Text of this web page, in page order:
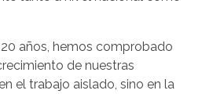
años, hemos comprobado
de nuestras
el trabajo aislado, sino en la